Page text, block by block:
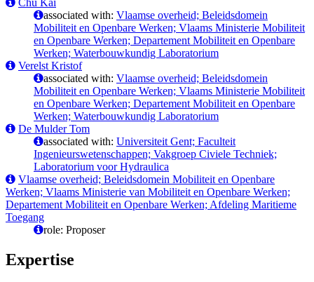
associated with: Vlaamse overheid; Beleidsdomein
Mobiliteit en Openbare Werken; Vlaams Ministerie Mobiliteit
en Openbare Werken; Departement Mobiliteit en Openbare
Werken; Waterbouwkundig Laboratorium
Verelst Kristof
associated with: Vlaamse overheid; Beleidsdomein
Mobiliteit en Openbare Werken; Vlaams Ministerie Mobiliteit
en Openbare Werken; Departement Mobiliteit en Openbare
Werken; Waterbouwkundig Laboratorium
De Mulder Tom
associated with: Universiteit Gent; Faculteit
Ingenieurswetenschappen; Vakgroep Civiele Techniek;
Laboratorium voor Hydraulica
Vlaamse overheid; Beleidsdomein Mobiliteit en Openbare
Werken; Vlaams Ministerie van Mobiliteit en Openbare Werken;
Departement Mobiliteit en Openbare Werken; Afdeling Maritieme
Toegang
role: Proposer
Expertise